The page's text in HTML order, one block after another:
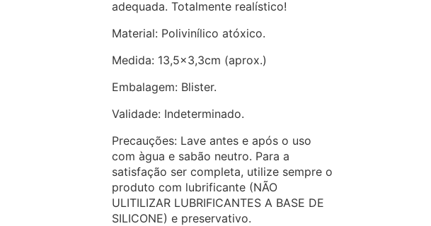
adequada. Totalmente realístico!
Material: Polivinílico atóxico.
Medida: 13,5×3,3cm (aprox.)
Embalagem: Blister.
Validade: Indeterminado.
Precauções: Lave antes e após o uso
com àgua e sabão neutro. Para a
satisfação ser completa, utilize sempre o
produto com lubrificante (NÃO
ULITILIZAR LUBRIFICANTES A BASE DE
SILICONE) e preservativo.